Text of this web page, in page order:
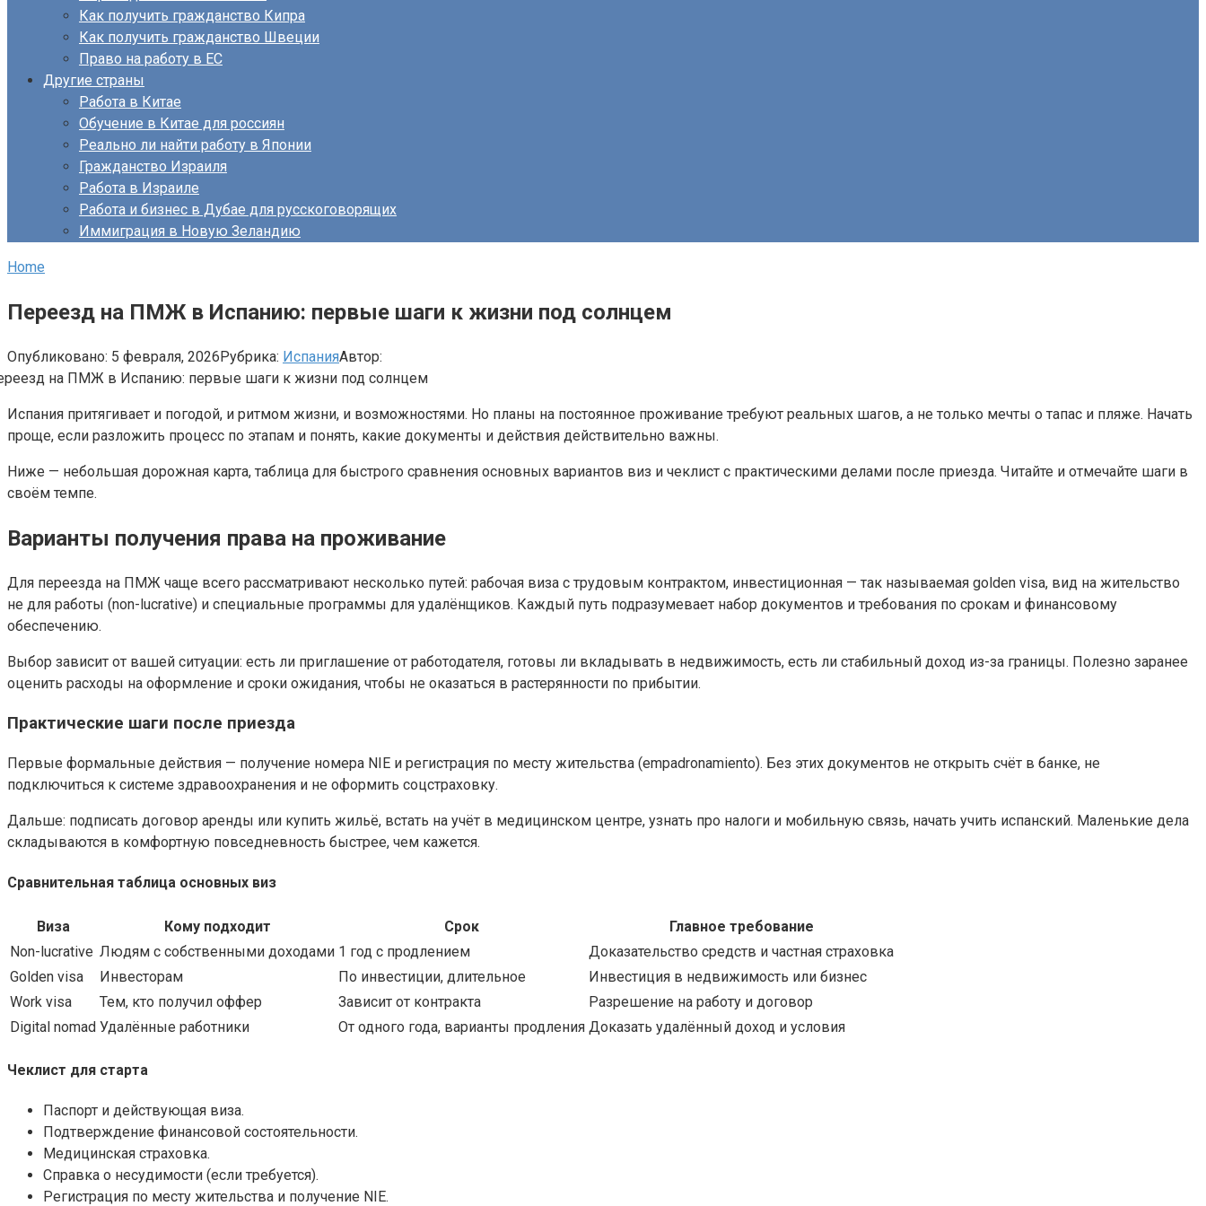
Как получить гражданство Кипра
Как получить гражданство Швеции
Право на работу в ЕС
Другие страны
Работа в Китае
Обучение в Китае для россиян
Реально ли найти работу в Японии
Гражданство Израиля
Работа в Израиле
Работа и бизнес в Дубае для русскоговорящих
Иммиграция в Новую Зеландию
Home
Переезд на ПМЖ в Испанию: первые шаги к жизни под солнцем
Опубликовано: 5 февраля, 2026Рубрика: ИспанияАвтор:
Испания притягивает и погодой, и ритмом жизни, и возможностями. Но планы на постоянное проживание требуют реальных шагов, а не только мечты о тапас и пляже. Начать
проще, если разложить процесс по этапам и понять, какие документы и действия действительно важны.
Ниже — небольшая дорожная карта, таблица для быстрого сравнения основных вариантов виз и чеклист с практическими делами после приезда. Читайте и отмечайте шаги в
своём темпе.
Варианты получения права на проживание
Для переезда на ПМЖ чаще всего рассматривают несколько путей: рабочая виза с трудовым контрактом, инвестиционная — так называемая golden visa, вид на жительство
не для работы (non-lucrative) и специальные программы для удалёнщиков. Каждый путь подразумевает набор документов и требования по срокам и финансовому
обеспечению.
Выбор зависит от вашей ситуации: есть ли приглашение от работодателя, готовы ли вкладывать в недвижимость, есть ли стабильный доход из-за границы. Полезно заранее
оценить расходы на оформление и сроки ожидания, чтобы не оказаться в растерянности по прибытии.
Практические шаги после приезда
Первые формальные действия — получение номера NIE и регистрация по месту жительства (empadronamiento). Без этих документов не открыть счёт в банке, не
подключиться к системе здравоохранения и не оформить соцстраховку.
Дальше: подписать договор аренды или купить жильё, встать на учёт в медицинском центре, узнать про налоги и мобильную связь, начать учить испанский. Маленькие дела
складываются в комфортную повседневность быстрее, чем кажется.
Сравнительная таблица основных виз
Виза Кому подходит Срок
Главное требование
Non-lucrative Людям с собственными доходами 1 год с продлением
Доказательство средств и частная страховка
Golden visa
Инвесторам По инвестиции, длительное
Инвестиция в недвижимость или бизнес
Work visa
Тем, кто получил оффер Зависит от контракта
Разрешение на работу и договор
Digital nomad Удалённые работники От одного года, варианты продления Доказать удалённый доход и условия
Чеклист для старта
Паспорт и действующая виза.
Подтверждение финансовой состоятельности.
Медицинская страховка.
Справка о несудимости (если требуется).
Регистрация по месту жительства и получение NIE.